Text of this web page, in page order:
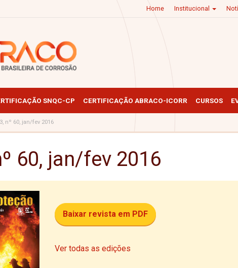
Home Institucional
SNQC-CP CERTIFICAÇÃO ABRACO-ICORR CURSOS
nº 60, jan/fev 2016
60, jan/fev 2016
Baixar revista em PDF
Ver todas as edições